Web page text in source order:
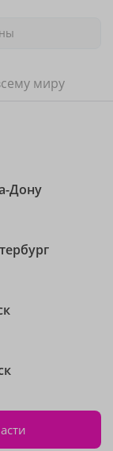
миру
Дону